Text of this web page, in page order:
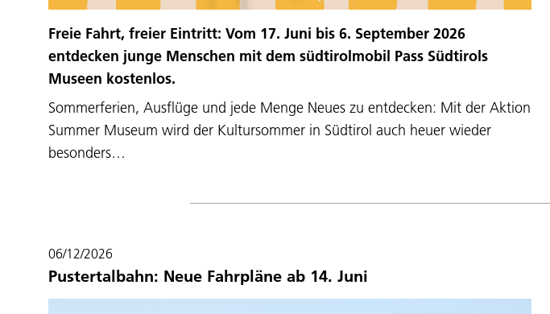
Freie Fahrt, freier Eintritt: Vom 17. Juni bis 6. September 2026
entdecken junge Menschen mit dem südtirolmobil Pass Südtirols
Museen kostenlos.
Sommerferien, Ausflüge und jede Menge Neues zu entdecken: Mit der Aktion
Summer Museum wird der Kultursommer in Südtirol auch heuer wieder
besonders…
06/12/2026
Pustertalbahn: Neue Fahrpläne ab 14. Juni